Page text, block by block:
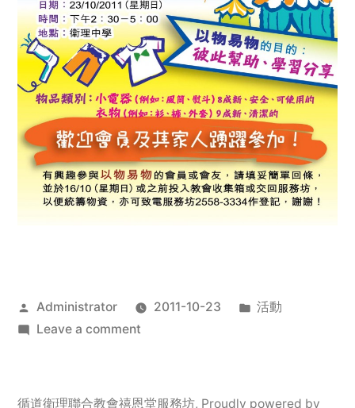
Posted
by
Administrator 2011-10-23
Posted
活動
Leave a commenton
服
循道衛理聯合教會禧恩堂服務坊, Proudly powered by